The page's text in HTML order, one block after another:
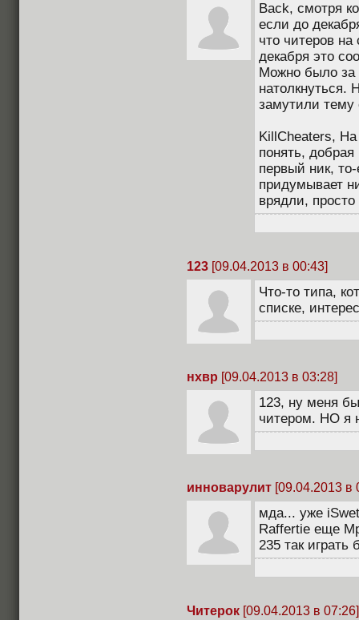
Back, смотря
если до
что читеров
декабря это
Можно было за
натолкнуться.
замутили тему
KillCheaters, На
понять,
первый ник,
придумывает
врядли,
123 [09.04.2013 в 00:43]
Что-то типа,
списке,
нхвр [09.04.2013 в 03:28]
123, ну меня
читером. НО я
инноварулит [09.04.2013 в
мда... уже
Raffertie еще
235 так играть
Читерок [09.04.2013 в 07:26]